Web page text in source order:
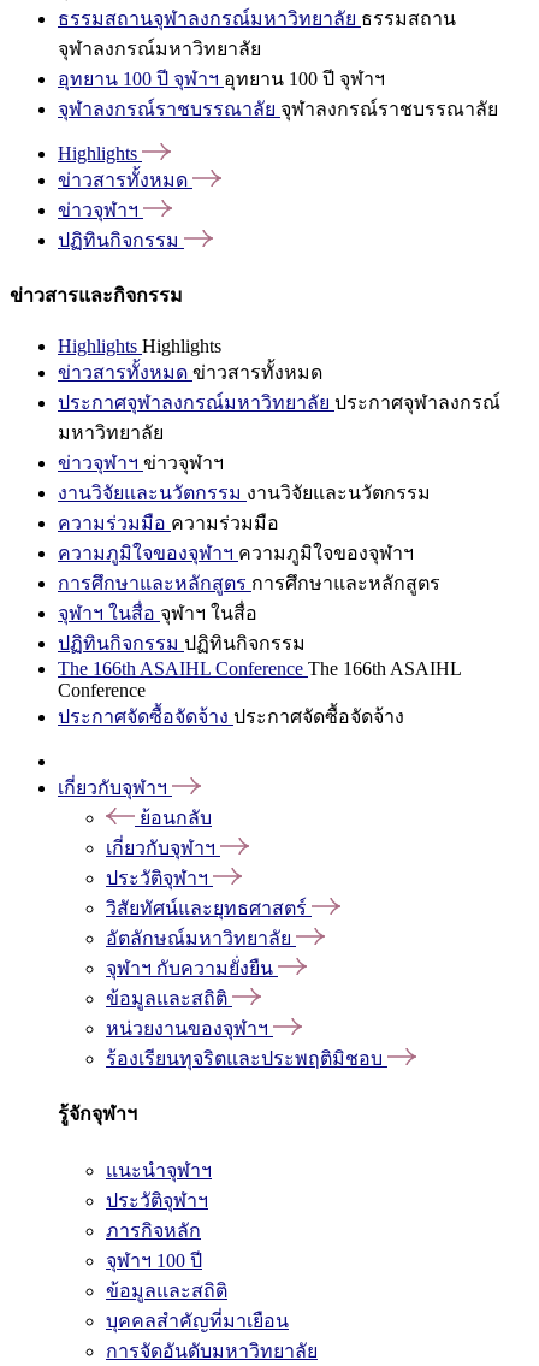
ธรรมสถานจุฬาลงกรณ์มหาวิทยาลัย ธรรมสถาน
จุฬาลงกรณ์มหาวิทยาลัย
อุทยาน 100 ปี จุฬาฯ อุทยาน 100 ปี จุฬาฯ
จุฬาลงกรณ์ราชบรรณาลัย จุฬาลงกรณ์ราชบรรณาลัย
Highlights
ข่าวสารทั้งหมด
ข่าวจุฬาฯ
ปฏิทินกิจกรรม
ข่าวสารและกิจกรรม
Highlights Highlights
ข่าวสารทั้งหมด ข่าวสารทั้งหมด
ประกาศจุฬาลงกรณ์มหาวิทยาลัย ประกาศจุฬาลงกรณ์
มหาวิทยาลัย
ข่าวจุฬาฯ ข่าวจุฬาฯ
งานวิจัยและนวัตกรรม งานวิจัยและนวัตกรรม
ความร่วมมือ ความร่วมมือ
ความภูมิใจของจุฬาฯ ความภูมิใจของจุฬาฯ
การศึกษาและหลักสูตร การศึกษาและหลักสูตร
จุฬาฯ ในสื่อ จุฬาฯ ในสื่อ
ปฏิทินกิจกรรม ปฏิทินกิจกรรม
The 166th ASAIHL Conference The 166th ASAIHL
Conference
ประกาศจัดซื้อจัดจ้าง ประกาศจัดซื้อจัดจ้าง
เกี่ยวกับจุฬาฯ
ย้อนกลับ
เกี่ยวกับจุฬาฯ
ประวัติจุฬาฯ
วิสัยทัศน์และยุทธศาสตร์
อัตลักษณ์มหาวิทยาลัย
จุฬาฯ กับความยั่งยืน
ข้อมูลและสถิติ
หน่วยงานของจุฬาฯ
ร้องเรียนทุจริตและประพฤติมิชอบ
รู้จักจุฬาฯ
แนะนำจุฬาฯ
ประวัติจุฬาฯ
ภารกิจหลัก
จุฬาฯ 100 ปี
ข้อมูลและสถิติ
บุคคลสำคัญที่มาเยือน
การจัดอันดับมหาวิทยาลัย